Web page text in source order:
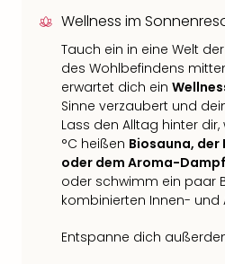
Wellness im
Tauch ein in eine Welt
des Wohlbefindens
erwartet dich ein
Sinne verzaubert und
Lass den Alltag hinter
°C heißen Biosauna, der
oder dem Aroma-
oder schwimm ein paar
kombinierten Innen- und
Entspanne dich